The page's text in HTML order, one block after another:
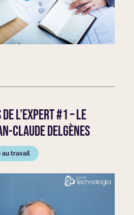
l’expert #1 – Le
Claude Delgènes
au travail